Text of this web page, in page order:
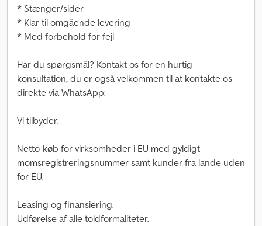
* Stænger/sider
* Klar til omgående levering
* Med forbehold for fejl
Har du spørgsmål? Kontakt os for en hurtig
konsultation, du er også velkommen til at kontakte os
direkte via WhatsApp:
Vi tilbyder:
Netto-køb for virksomheder i EU med gyldigt
momsregistreringsnummer samt kunder fra lande uden
for EU.
Leasing og finansiering.
Udførelse af alle toldformaliteter.